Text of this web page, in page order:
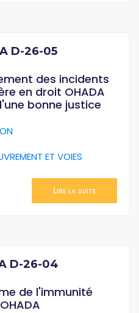
D-26-05
des incidents
en droit OHADA
bonne justice
ET VOIES
Lire la suite
D-26-04
de l'immunité